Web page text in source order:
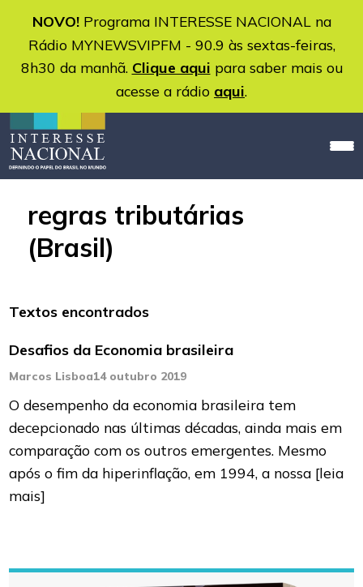
NOVO!Programa INTERESSE NACIONAL na
Rádio MYNEWSVIPFM - 90.9 às sextas-feiras,
8h30 da manhã. Clique aqui para saber mais ou
acesse a rádio aqui.
regras tributárias
(Brasil)
Textos encontrados
Desafios da Economia brasileira
Marcos Lisboa14 outubro 2019
O desempenho da economia brasileira tem
decepcionado nas últimas décadas, ainda mais em
comparação com os outros emergentes. Mesmo
após o fim da hiperinflação, em 1994, a nossa [leia
mais]